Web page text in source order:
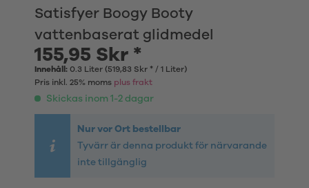
Satisfyer Boogy Booty
vattenbaserat glidmedel
155,95 Skr *
Innehåll: 0.3 Liter (519,83 Skr * / 1 Liter)
Pris inkl. 25% moms plus frakt
Skickas inom 1-2 dagar
Nur vor Ort bestellbar
Tyvärr är denna produkt för närvarande
inte tillgänglig